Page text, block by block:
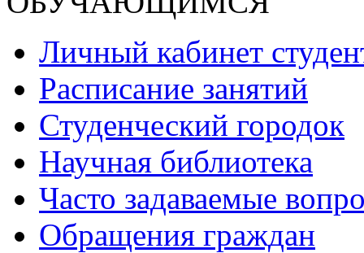
Личный кабинет
Расписание занятий
Студенческий городок
Научная библиотека
Часто задаваемые
Обращения граждан